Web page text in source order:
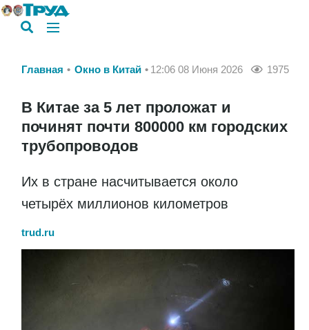
Главная Окно в Китай 12:06 08 Июня 2026 1975
В Китае за 5 лет проложат и
починят почти 800000 км городских
трубопроводов
Их в стране насчитывается около
четырёх миллионов километров
trud.ru